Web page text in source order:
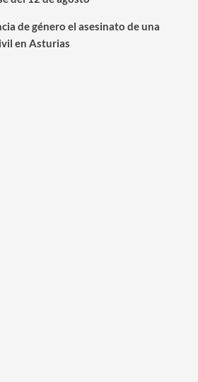
de género el asesinato de una
en Asturias